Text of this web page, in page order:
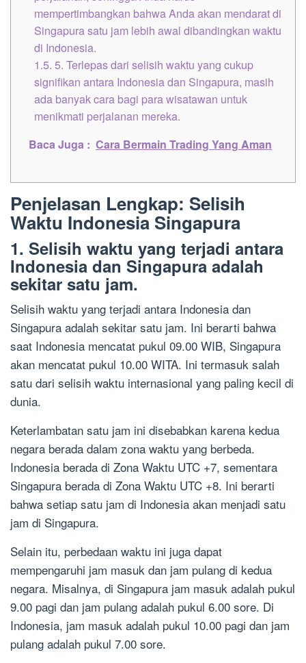
mempertimbangkan bahwa Anda akan mendarat di
Singapura satu jam lebih awal dibandingkan waktu
di Indonesia.
1.5. 5. Terlepas dari selisih waktu yang cukup
signifikan antara Indonesia dan Singapura, masih
ada banyak cara bagi para wisatawan untuk
menikmati perjalanan mereka.
Baca Juga : Cara Bermain Trading Yang Aman
Penjelasan Lengkap: Selisih
Waktu Indonesia Singapura
1. Selisih waktu yang terjadi antara
Indonesia dan Singapura adalah
sekitar satu jam.
Selisih waktu yang terjadi antara Indonesia dan
Singapura adalah sekitar satu jam. Ini berarti bahwa
saat Indonesia mencatat pukul 09.00 WIB, Singapura
akan mencatat pukul 10.00 WITA. Ini termasuk salah
satu dari selisih waktu internasional yang paling kecil di
dunia.
Keterlambatan satu jam ini disebabkan karena kedua
negara berada dalam zona waktu yang berbeda.
Indonesia berada di Zona Waktu UTC +7, sementara
Singapura berada di Zona Waktu UTC +8. Ini berarti
bahwa setiap satu jam di Indonesia akan menjadi satu
jam di Singapura.
Selain itu, perbedaan waktu ini juga dapat
mempengaruhi jam masuk dan jam pulang di kedua
negara. Misalnya, di Singapura jam masuk adalah pukul
9.00 pagi dan jam pulang adalah pukul 6.00 sore. Di
Indonesia, jam masuk adalah pukul 10.00 pagi dan jam
pulang adalah pukul 7.00 sore.